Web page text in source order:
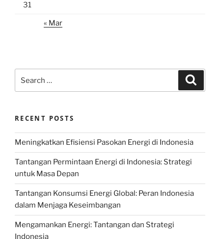
31
« Mar
for:
RECENT POSTS
Meningkatkan Efisiensi Pasokan Energi di Indonesia
Tantangan Permintaan Energi di Indonesia: Strategi
untuk Masa Depan
Tantangan Konsumsi Energi Global: Peran Indonesia
dalam Menjaga Keseimbangan
Mengamankan Energi: Tantangan dan Strategi
Indonesia